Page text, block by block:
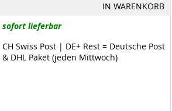
IN WARENKORB
sofort lieferbar
CH Swiss Post | DE+ Rest = Deutsche Post
& DHL Paket (jeden Mittwoch)